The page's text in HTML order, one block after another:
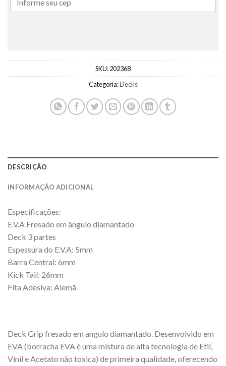
SKU:202368
Categoria:Decks
DESCRIÇÃO
INFORMAÇÃO ADICIONAL
Especificações:
E.V.A Fresado em ângulo diamantado
Deck 3 partes
Espessura do E.V.A: 5mm
Barra Central: 6mm
Kick Tail: 26mm
Fita Adesiva: Alemã
Deck Grip fresado em angulo diamantado. Desenvolvido em
EVA (borracha EVA é uma mistura de alta tecnologia de Etil,
Vinil e Acetato não toxica) de primeira qualidade, oferecendo